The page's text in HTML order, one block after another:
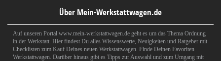
Über Mein-Werkstattwagen.de
Auf unseren Portal www.mein-werkstattwagen.de geht es um das Thema Ordnung
in der Werkstatt. Hier findest Du alles Wissenswerte, Neuigkeiten und Ratgeber mit
Checklisten zum Kauf Deines neuen Werkstattwagen. Finde Deinen Favoriten
Werkstattwagen. Darüber hinaus gibt es Tipps zur Auswahl und zum Umgang mit